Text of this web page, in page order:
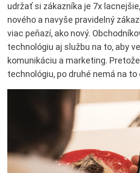
udržať si zákazníka je 7x
nového a navyše pravidelný
viac peňazí, ako nový.
technológiu aj službu na to, aby
komunikáciu a marketing.
technológiu, po druhé nemá na to